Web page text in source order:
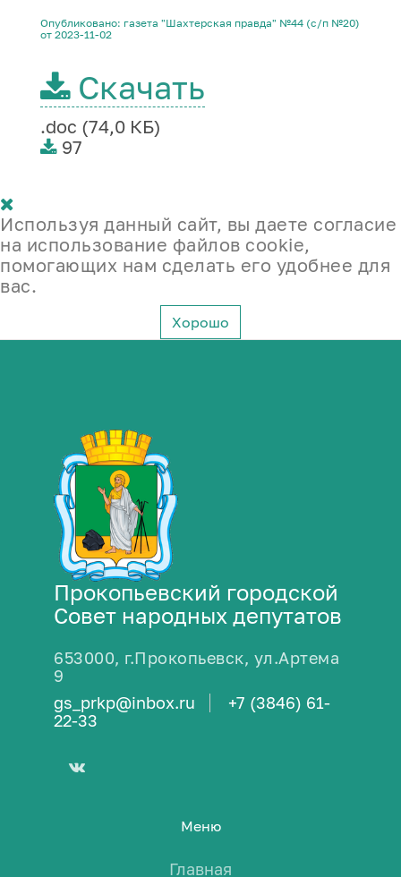
Опубликовано: газета "Шахтерская правда" №44 (с/п №20)
от 2023-11-02
Скачать
.doc (74,0 КБ)
97
Используя данный сайт, вы даете согласие
на использование файлов cookie,
помогающих нам сделать его удобнее для
вас.
Хорошо
Прокопьевский городской
Совет народных депутатов
653000, г.Прокопьевск, ул.Артема
9
gs_prkp@inbox.ru
+7 (3846) 61-
22-33
Меню
Главная